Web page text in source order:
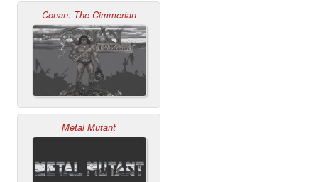
Conan: The Cimmerian
Metal Mutant